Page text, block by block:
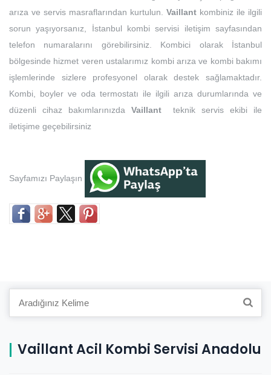
arıza ve servis masraflarından kurtulun. Vaillant kombiniz ile ilgili
sorun yaşıyorsanız, İstanbul kombi servisi iletişim sayfasından
telefon numaralarını görebilirsiniz. Kombici olarak İstanbul
bölgesinde hizmet veren ustalarımız kombi arıza ve kombi bakımı
işlemlerinde sizlere profesyonel olarak destek sağlamaktadır.
Kombi, boyler ve oda termostatı ile ilgili arıza durumlarında ve
düzenli cihaz bakımlarınızda Vaillantteknik servis ekibi ile
iletişime geçebilirsiniz
Sayfamızı Paylaşın
Vaillant Acil Kombi Servisi Anadolu